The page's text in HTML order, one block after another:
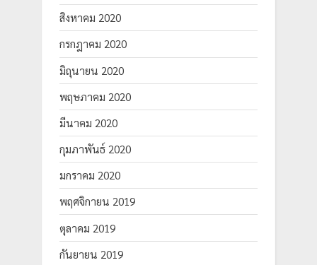
สิงหาคม 2020
กรกฎาคม 2020
มิถุนายน 2020
พฤษภาคม 2020
มีนาคม 2020
กุมภาพันธ์ 2020
มกราคม 2020
พฤศจิกายน 2019
ตุลาคม 2019
กันยายน 2019